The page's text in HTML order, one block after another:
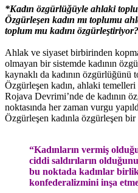
*Kadın özgürlüğüyle ahlaki
Özgürleşen kadın mı toplumu
toplum mu kadını özgürleştiriyor?
Ahlak ve siyaset birbirinden
olmayan bir sistemde kadının
kaynaklı da kadının özgürlüğünü
Özgürleşen kadın, ahlaki
Rojava Devrimi’nde de kadının
noktasında her zaman vurgu
Özgürleşen kadınla özgürleşen
“Kadınların vermiş
ciddi saldırıların
bu noktada kadınlar
konfederalizmini inşa